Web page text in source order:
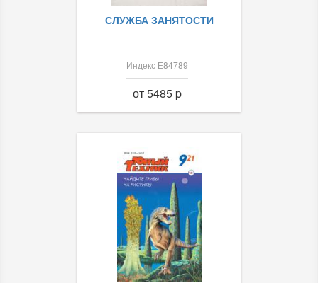
СЛУЖБА ЗАНЯТОСТИ
Индекс Е84789
от 5485 p